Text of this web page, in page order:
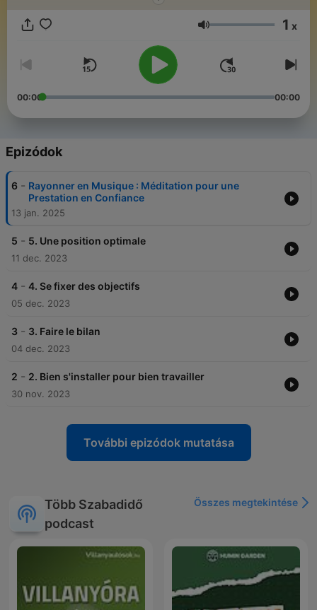
Hangerő 1 x
00:00 00:00
Epizódok
6 - Rayonner en Musique : Méditation pour une
Prestation en Confiance
13 jan. 2025
5 - 5. Une position optimale
11 dec. 2023
4 - 4. Se fixer des objectifs
05 dec. 2023
3 - 3. Faire le bilan
04 dec. 2023
2 - 2. Bien s'installer pour bien travailler
30 nov. 2023
További epizódok mutatása
Több Szabadidő
podcast
Összes megtekintése